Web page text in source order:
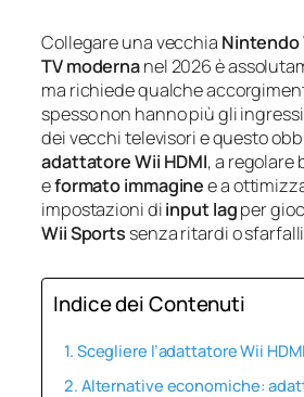
Collegare una vecchia Nintendo
TV modernanel 2026 è
ma richiede qualche
spesso non hanno più gli
dei vecchi televisori e questo
adattatore Wii HDMI, a regolare
eformato immaginee a
impostazioni diinput lagper
Wii Sports senza ritardi o
Indice dei Contenuti
Scegliere l’adattatore Wii
Alternative economiche: